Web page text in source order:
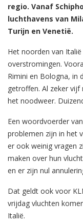
regio. Vanaf
luchthavens van
Turijn en Venetië.
Het noorden van
overstromingen.
Rimini en Bologna, in
getroffen. Al zeker
het noodweer.
Een woordvoerder
problemen zijn in het
er ook weinig vragen
maken over hun
en er zijn nul
Dat geldt ook voor
vrijdag vluchten
Italië.